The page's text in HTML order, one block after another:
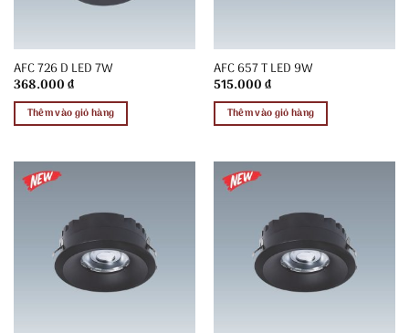
AFC 726 D LED 7W
368.000₫
Thêm vào giỏ hàng
AFC 657 T LED 9W
515.000₫
Thêm vào giỏ hàng